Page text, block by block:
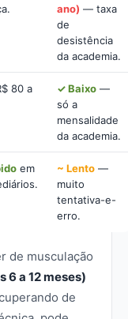
ano) — taxa
de
desistência
da academia.
80 a
✓ Baixo —
só a
mensalidade
da academia.
em
~ Lento —
muito
tentativa-e-
erro.
de musculação
6 a 12 meses)
de